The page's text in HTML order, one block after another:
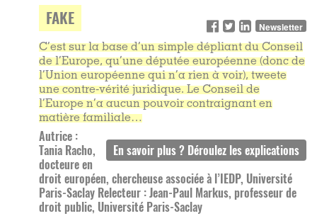
FAKE Newsletter
C’est sur la base d’un simple dépliant du Conseil
de l’Europe, qu’une députée européenne (donc de
l’Union européenne qui n’a rien à voir), tweete
une contre-vérité juridique. Le Conseil de
l’Europe n’a aucun pouvoir contraignant en
matière familiale…
Autrice :
Tania Racho,
docteure en
droit européen, chercheuse associée à l’IEDP, Université
Paris-Saclay Relecteur : Jean-Paul Markus, professeur de
droit public, Université Paris-Saclay